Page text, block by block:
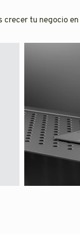
crecer tu negocio en